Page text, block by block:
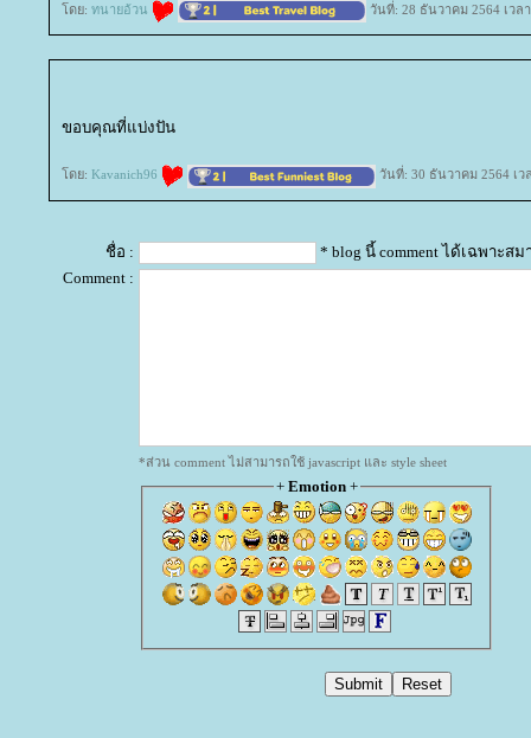
ดย: ทนายอ้วน วันที่: 28 ธันวาคม 2564 เวล
ขอบคุณที่แบ่งปัน
ดย: Kavanich96 วันที่: 30 ธันวาคม 2564 เว
ชื่อ :
* blog นี้ comment ได้เฉพาะสม
Comment :
*ส่วน comment ไม่สามารถใช้ javascript และ style sheet
+ Emotion+